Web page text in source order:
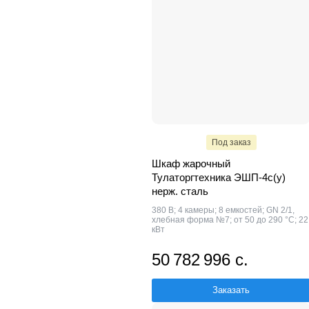
Под заказ
Шкаф жарочный
Тулаторгтехника ЭШП-4с(у)
нерж. сталь
380 В; 4 камеры; 8 емкостей; GN 2/1,
хлебная форма №7; от 50 до 290 °С; 22
кВт
50 782 996 с.
Заказать